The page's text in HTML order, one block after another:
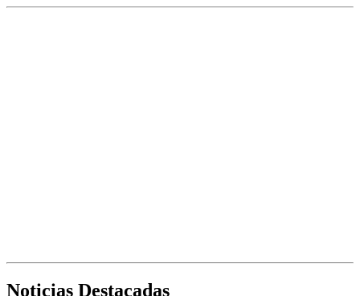
Noticias Destacadas